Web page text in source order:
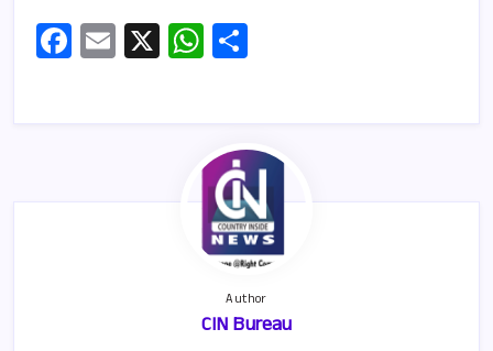
Fa
ce
E
m
X W
h
s
A
p
p
e
Author
CIN Bureau